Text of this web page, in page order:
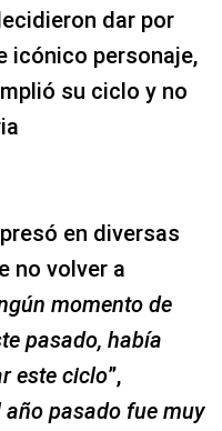
dar por
icónico personaje,
su ciclo y no
en diversas
no volver a
momento de
pasado, había
este ciclo”,
año pasado fue muy